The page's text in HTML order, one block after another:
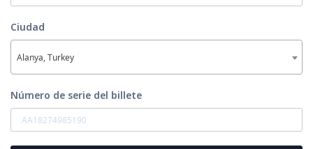
Ciudad
Alanya, Turkey
Número de serie del billete